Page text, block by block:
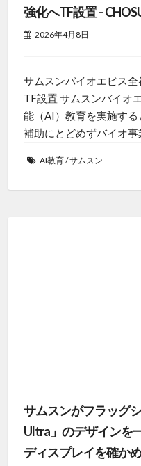
強化へTF設置 –
2026年4月8日
サムスンバイオエピス
TF設置 サムスンバイオ
能（AI）教育を実施す
補助にとどめずバイオ事
AI教育/サムスン
サムスンがフラッグ
Ultra」のデザインを
ディスプレイを確か